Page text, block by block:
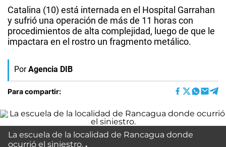
Catalina (10) está internada en el Hospital Garrahan
y sufrió una operación de más de 11 horas con
procedimientos de alta complejidad, luego de que le
impactara en el rostro un fragmento metálico.
Por Agencia DIB
Para compartir:
La escuela de la localidad de Rancagua donde
ocurrió el siniestro.